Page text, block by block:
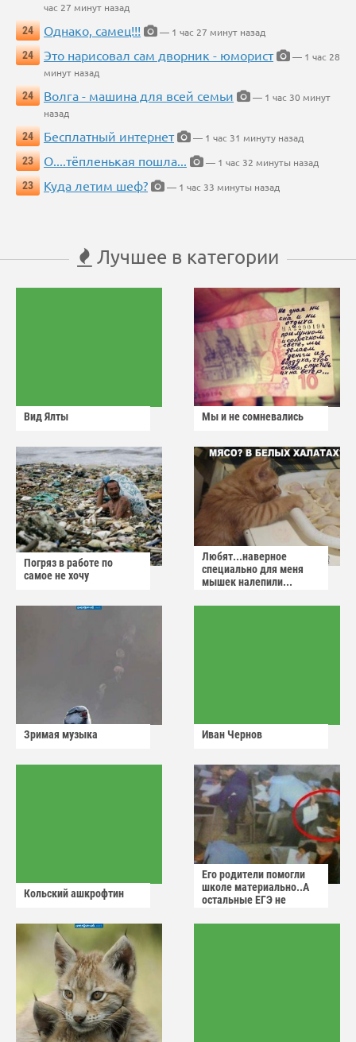
час 27 минут назад
24
Однако, самец!!!
— 1 час 27 минут назад
24
Это нарисовал сам дворник - юморист
— 1 час 28
минут назад
24
Волга - машина для всей семьи
— 1 час 30 минут
назад
24
Бесплатный интернет
— 1 час 31 минуту назад
23
О....тёпленькая пошла...
— 1 час 32 минуты назад
23
Куда летим шеф? — 1 час 33 минуты назад
Лучшее в категории
Вид Ялты Мы и не сомневались
Погряз в работе по
самое не хочу
Любят...наверное
специально для меня
мышек налепили...
Зримая музыка Иван Чернов
Кольский ашкрофтин
Его родители помогли
школе материально..А
остальные ЕГЭ не